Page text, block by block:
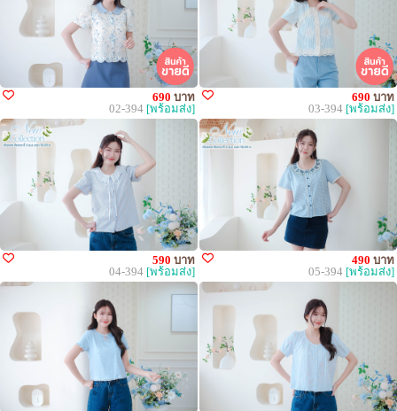
690 บาท
02-394 [พร้อมส่ง]
690 บาท
03-394 [พร้อมส่ง]
590 บาท
04-394 [พร้อมส่ง]
490 บาท
05-394 [พร้อมส่ง]